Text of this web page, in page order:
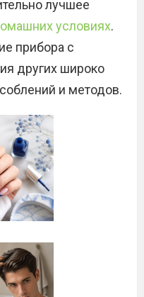
лучшее
условиях.
прибора с
других широко
и методов.